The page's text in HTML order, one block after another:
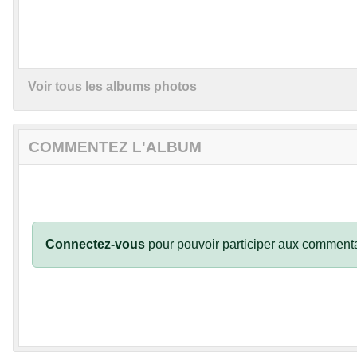
Voir tous les albums photos
COMMENTEZ L'ALBUM
Connectez-vous pour pouvoir participer aux